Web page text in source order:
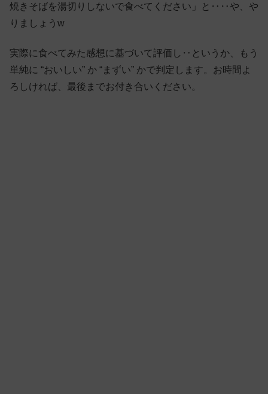
焼きそばを湯切りしないで食べてください」と‥‥や、や
りましょうw
実際に食べてみた感想に基づいて評価し‥というか、もう
単純に “おいしい” か “まずい” かで判定します。お時間よ
ろしければ、最後までお付き合いください。